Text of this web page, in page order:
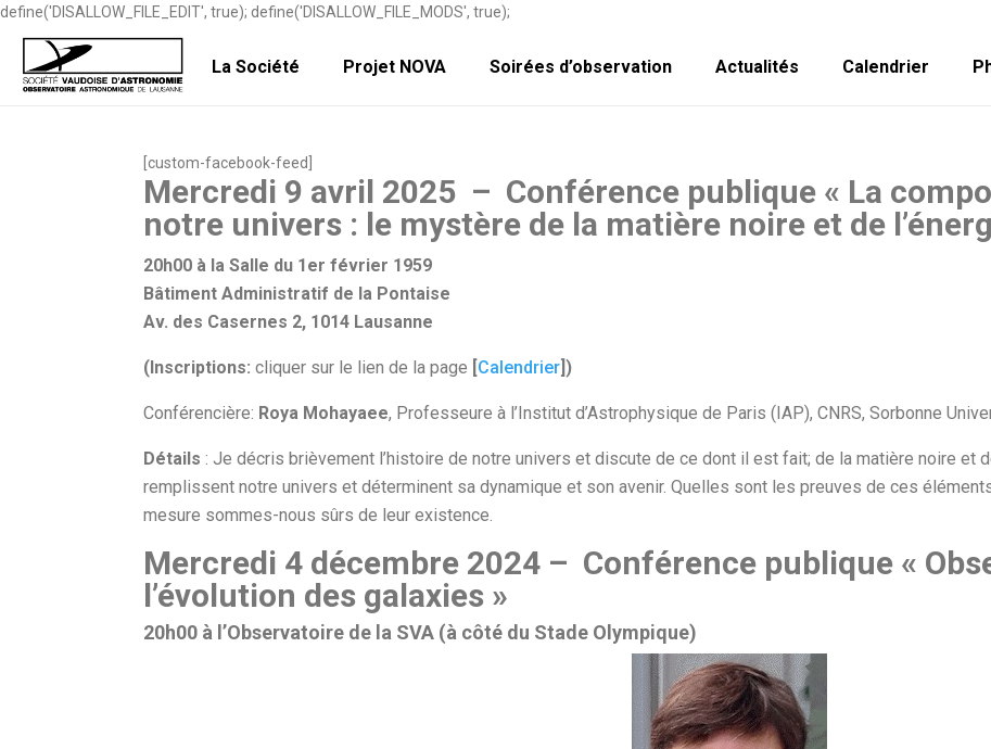
define('DISALLOW_FILE_EDIT', true); define('DISALLOW_FILE_MODS', true);
La Société Projet NOVA Soirées d’observation Actualités Calendrier
[custom-facebook-feed]
Mercredi 9 avril 2025 – Conférence publique « La
notre univers : le mystère de la matière noire et de
20h00 à la Salle du 1er février 1959
Bâtiment Administratif de la Pontaise
Av. des Casernes 2, 1014 Lausanne
(Inscriptions: cliquer sur le lien de la page [Calendrier])
Conférencière: Roya Mohayaee, Professeure à l’Institut d’Astrophysique de Paris (IAP), CNRS, Sorbonne
Détails : Je décris brièvement l’histoire de notre univers et discute de ce dont il est fait; de la matière noire et
remplissent notre univers et déterminent sa dynamique et son avenir. Quelles sont les preuves de ces
mesure sommes-nous sûrs de leur existence.
Mercredi 4 décembre 2024 – Conférence publique «
l’évolution des galaxies »
20h00 à l’Observatoire de la SVA (à côté du Stade Olympique)